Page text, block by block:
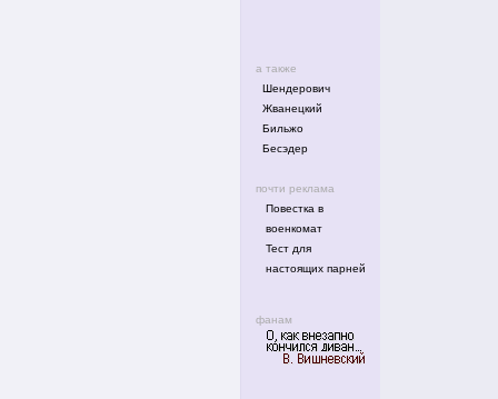
а также
Шендерович
Жванецкий
Бильжо
Бесэдер
почти реклама
Повестка в
военкомат
Тест для
настоящих парней
фанам